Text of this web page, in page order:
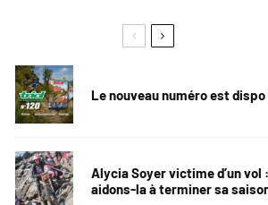
Le nouveau numéro est dispo
Alycia Soyer victime d’un vol :
aidons-la à terminer sa